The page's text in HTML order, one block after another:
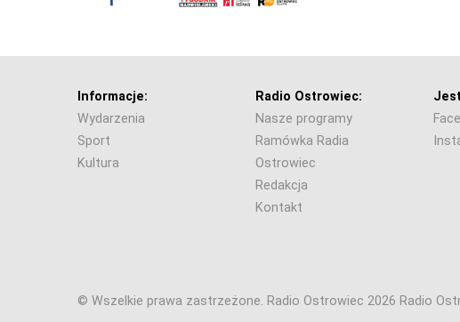
Informacje:
Wydarzenia
Sport
Kultura
Radio Ostrowiec:
Nasze programy
Ramówka Radia
Ostrowiec
Redakcja
Kontakt
© Wszelkie prawa zastrzeżone. Radio Ostrowiec 2026 Radio